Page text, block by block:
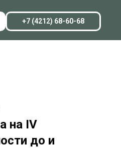
+7 (4212) 68-60-68
на IV
до и